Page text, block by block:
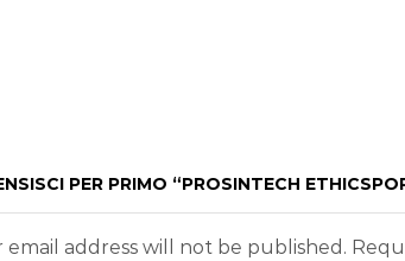
PER PRIMO “PROSINTECH
email address will not be published.